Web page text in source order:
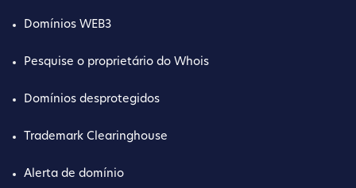
Domínios WEB3
Pesquise o proprietário do Whois
Domínios desprotegidos
Trademark Clearinghouse
Alerta de domínio